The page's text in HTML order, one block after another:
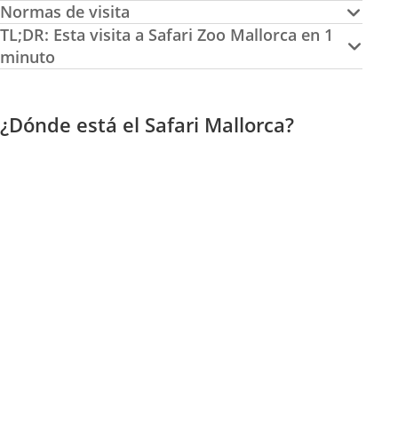
Normas de visita
TL;DR: Esta visita a Safari Zoo Mallorca en 1
minuto
¿Dónde está el Safari Mallorca?